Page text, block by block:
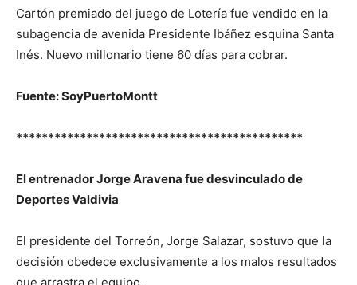
Cartón premiado del juego de Lotería fue vendido en la
subagencia de avenida Presidente Ibáñez esquina Santa
Inés. Nuevo millonario tiene 60 días para cobrar.
Fuente: SoyPuertoMontt
*********************************************
El entrenador Jorge Aravena fue desvinculado de
Deportes Valdivia
El presidente del Torreón, Jorge Salazar, sostuvo que la
decisión obedece exclusivamente a los malos resultados
que arrastra el equipo.